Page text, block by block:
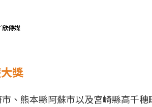
傳媒
獎
、熊本縣阿蘇市以及宮崎縣高千